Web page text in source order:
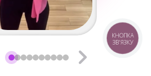
КНОПКА
ЗВ'ЯЗКУ